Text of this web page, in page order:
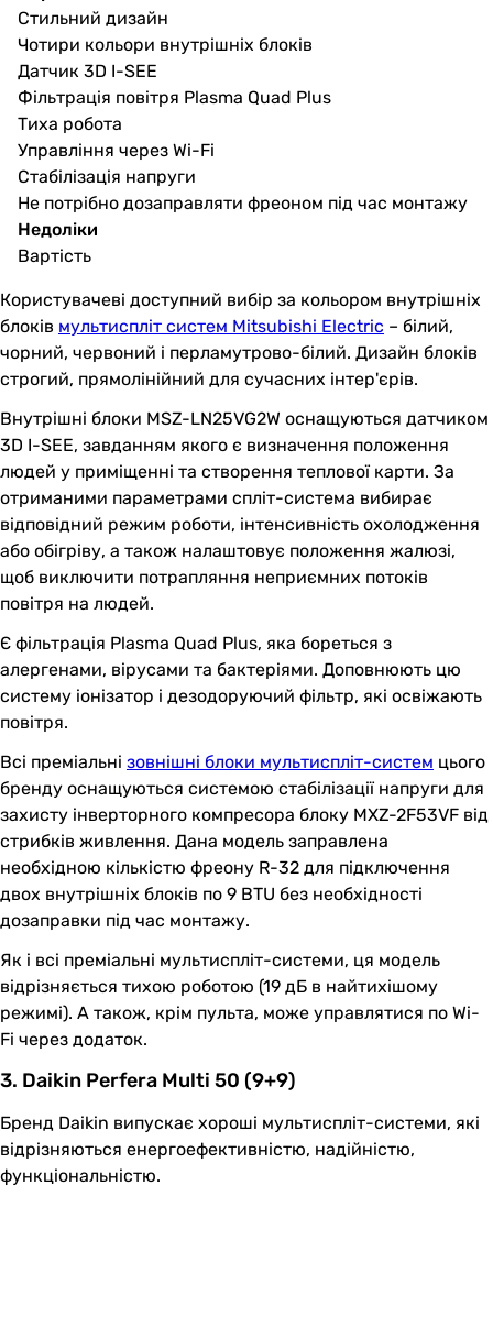
Стильний дизайн
Чотири кольори внутрішніх блоків
Датчик 3D I-SEE
Фільтрація повітря Plasma Quad Plus
Тиха робота
Управління через Wi-Fi
Стабілізація напруги
Не потрібно дозаправляти фреоном під час монтажу
Недоліки
Вартість
Користувачеві доступний вибір за кольором внутрішніх
блоків мультиспліт систем Mitsubishi Electric – білий,
чорний, червоний і перламутрово-білий. Дизайн блоків
строгий, прямолінійний для сучасних інтер'єрів.
Внутрішні блоки MSZ-LN25VG2W оснащуються датчиком
3D I-SEE, завданням якого є визначення положення
людей у приміщенні та створення теплової карти. За
отриманими параметрами спліт-система вибирає
відповідний режим роботи, інтенсивність охолодження
або обігріву, а також налаштовує положення жалюзі,
щоб виключити потрапляння неприємних потоків
повітря на людей.
Є фільтрація Plasma Quad Plus, яка бореться з
алергенами, вірусами та бактеріями. Доповнюють цю
систему іонізатор і дезодоруючий фільтр, які освіжають
повітря.
Всі преміальні зовнішні блоки мультиспліт-систем цього
бренду оснащуються системою стабілізації напруги для
захисту інверторного компресора блоку MXZ-2F53VF від
стрибків живлення. Дана модель заправлена
необхідною кількістю фреону R-32 для підключення
двох внутрішніх блоків по 9 BTU без необхідності
дозаправки під час монтажу.
Як і всі преміальні мультиспліт-системи, ця модель
відрізняється тихою роботою (19 дБ в найтихішому
режимі). А також, крім пульта, може управлятися по Wi-
Fi через додаток.
3. Daikin Perfera Multi 50 (9+9)
Бренд Daikin випускає хороші мультиспліт-системи, які
відрізняються енергоефективністю, надійністю,
функціональністю.